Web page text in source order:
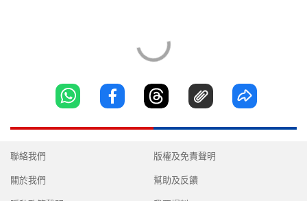
聯絡我們
關於我們
版權及免責聲明
幫助及反饋